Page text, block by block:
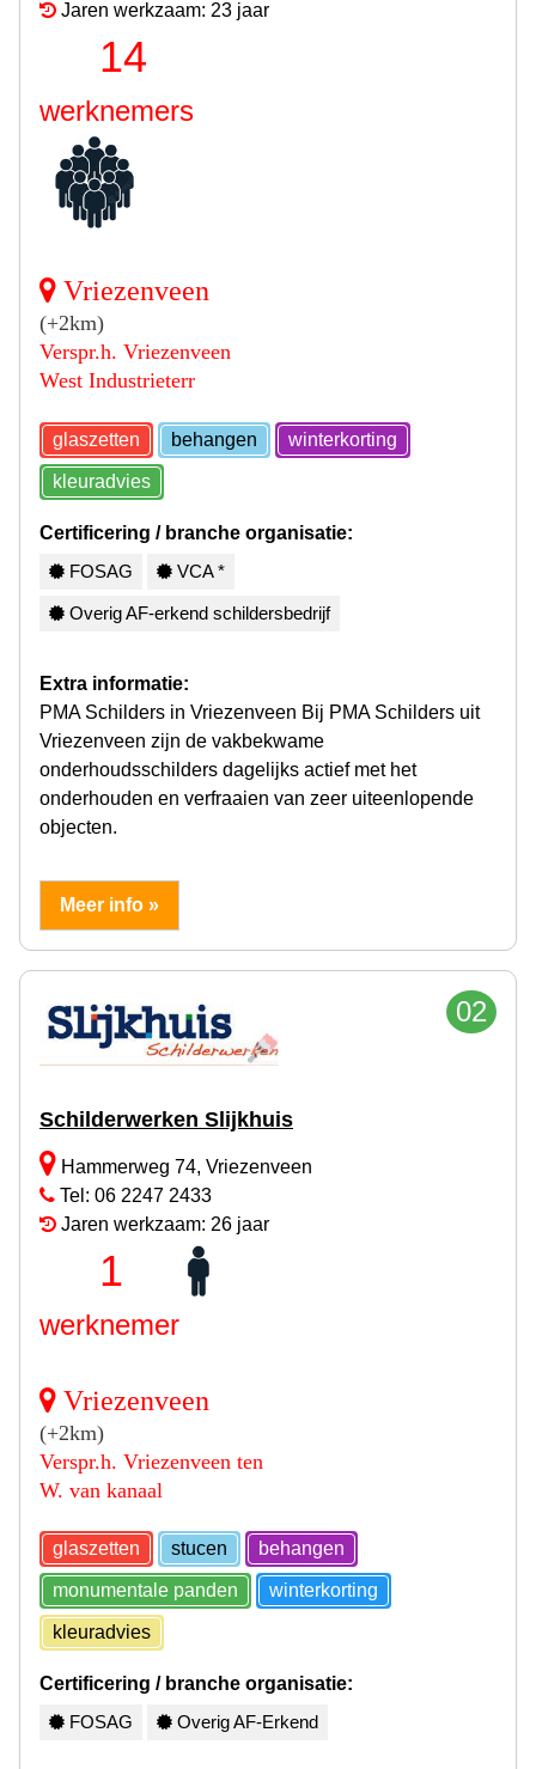
Jaren werkzaam: 23 jaar
14
werknemers
Vriezenveen
(+2km)
Verspr.h. Vriezenveen
West Industrieterr
glaszetten behangen winterkorting
kleuradvies
Certificering / branche organisatie:
FOSAG
VCA *
Overig AF-erkend schildersbedrijf
Extra informatie:
PMA Schilders in Vriezenveen Bij PMA Schilders uit
Vriezenveen zijn de vakbekwame
onderhoudsschilders dagelijks actief met het
onderhouden en verfraaien van zeer uiteenlopende
objecten.
Meer info »
02
Schilderwerken Slijkhuis
Hammerweg 74, Vriezenveen
Tel: 06 2247 2433
Jaren werkzaam: 26 jaar
1
werknemer
Vriezenveen
(+2km)
Verspr.h. Vriezenveen ten
W. van kanaal
glaszetten stucen behangen
monumentale panden winterkorting
kleuradvies
Certificering / branche organisatie:
FOSAG
Overig AF-Erkend